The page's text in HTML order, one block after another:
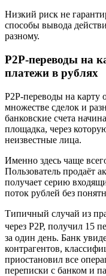
Низкий риск не
способы вывода
разному.
P2P-переводы на
платежи в рублях
P2P-переводы на карту
множестве сделок и
банковские счета
площадка, через
неизвестные лица.
Именно здесь чаще
Пользователь продаёт
получает серию
поток рублей без
Типичный случай из
через P2P, получил 15
за один день. Банк
контрагентов,
приостановил все
переписки с банком и